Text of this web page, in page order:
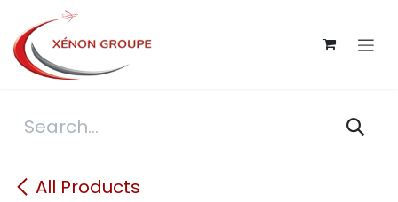
Skip to Content
All Products